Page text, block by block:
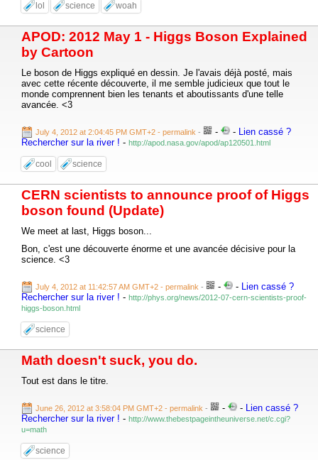
lol science woah
APOD: 2012 May 1 - Higgs Boson Explained
by Cartoon
Le boson de Higgs expliqué en dessin. Je l'avais déjà posté, mais
avec cette récente découverte, il me semble judicieux que tout le
monde comprennent bien les tenants et aboutissants d'une telle
avancée. <3
July 4, 2012 at 2:04:45 PM GMT+2 - permalink - - - Lien cassé ?
Rechercher sur la river ! - http://apod.nasa.gov/apod/ap120501.html
cool science
CERN scientists to announce proof of Higgs
boson found (Update)
We meet at last, Higgs boson...
Bon, c'est une découverte énorme et une avancée décisive pour la
science. <3
July 4, 2012 at 11:42:57 AM GMT+2 - permalink - - - Lien cassé ?
Rechercher sur la river ! - http://phys.org/news/2012-07-cern-scientists-proof-
higgs-boson.html
science
Math doesn't suck, you do.
Tout est dans le titre.
June 26, 2012 at 3:58:04 PM GMT+2 - permalink - - - Lien cassé ?
Rechercher sur la river ! - http://www.thebestpageintheuniverse.net/c.cgi?
u=math
science